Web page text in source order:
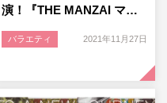
演！『THE MANZAI マ…
バラエティ 2021年11月27日